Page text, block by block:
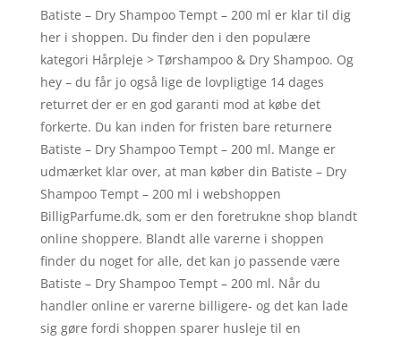
Batiste – Dry Shampoo Tempt – 200 ml er klar til dig
her i shoppen. Du finder den i den populære
kategori Hårpleje > Tørshampoo & Dry Shampoo. Og
hey – du får jo også lige de lovpligtige 14 dages
returret der er en god garanti mod at købe det
forkerte. Du kan inden for fristen bare returnere
Batiste – Dry Shampoo Tempt – 200 ml. Mange er
udmærket klar over, at man køber din Batiste – Dry
Shampoo Tempt – 200 ml i webshoppen
BilligParfume.dk, som er den foretrukne shop blandt
online shoppere. Blandt alle varerne i shoppen
finder du noget for alle, det kan jo passende være
Batiste – Dry Shampoo Tempt – 200 ml. Når du
handler online er varerne billigere- og det kan lade
sig gøre fordi shoppen sparer husleje til en